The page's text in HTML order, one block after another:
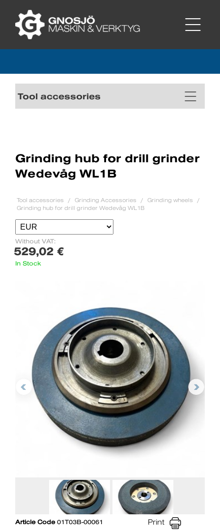
Tool accessories
Grinding hub for drill grinder
Wedevåg WL1B
Tool accessories Grinding Accessories
Grinding wheels
Grinding hub for drill grinder Wedevåg WL1B
Without VAT:
529,02 €
In Stock
Article Code01T03B-00061 Print